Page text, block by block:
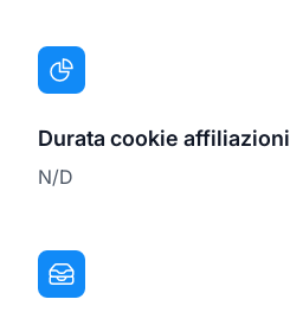
Durata cookie affiliazioni
N/D